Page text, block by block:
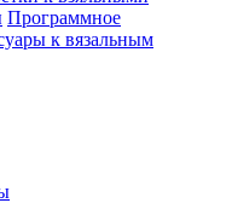
Программное
к вязальным